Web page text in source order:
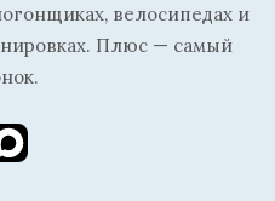
велосипедах и
Плюс — самый